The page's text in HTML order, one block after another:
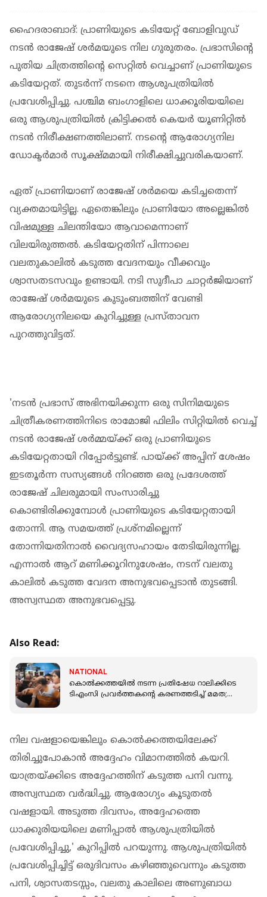
ഹൈദരാബാദ്: പ്രാണിയുടെ കടിയേറ്റ് ബോളിവുഡ്
നടന്‍ രാജേഷ് ശര്‍മയുടെ നില ഗുരുതരം. പ്രഭാസിൻ്റെ
പുതിയ ചിത്രത്തിൻ്റെ സെറ്റില്‍ വെച്ചാണ് പ്രാണിയുടെ
കടിയേറ്റത്. തുടര്‍ന്ന് നടനെ ആശുപത്രിയില്‍
പ്രവേശിപ്പിച്ചു. പശ്ചിമ ബംഗാളിലെ ധാക്കൂരിയയിലെ
ഒരു ആശുപത്രിയില്‍ ക്രിട്ടിക്കല്‍ കെയര്‍ യൂണിറ്റില്‍
നടന്‍ നിരീക്ഷണത്തിലാണ്. നടന്റെ ആരോഗ്യനില
ഡോക്ടര്‍മാര്‍ സൂക്ഷ്മമായി നിരീക്ഷിച്ചുവരികയാണ്.
ഏത് പ്രാണിയാണ് രാജേഷ് ശര്‍മയെ കടിച്ചതെന്ന്
വ്യക്തമായിട്ടില്ല. ഏതെങ്കിലും പ്രാണിയോ അല്ലെങ്കില്‍
വിഷമുള്ള ചിലന്തിയോ ആവാമെന്നാണ്
വിലയിരുത്തല്‍. കടിയേറ്റതിന് പിന്നാലെ
വലതുകാലില്‍ കടുത്ത വേദനയും വീക്കവും
ശ്വാസതടസവും ഉണ്ടായി. നടി സുദീപാ ചാറ്റര്‍ജിയാണ്
രാജേഷ് ശര്‍മയുടെ കുടുംബത്തിന് വേണ്ടി
ആരോഗ്യനിലയെ കുറിച്ചുള്ള പ്രസ്താവന
പുറത്തുവിട്ടത്.
'നടന്‍ പ്രഭാസ് അഭിനയിക്കുന്ന ഒരു സിനിമയുടെ
ചിത്രീകരണത്തിനിടെ രാമോജി ഫിലിം സിറ്റിയില്‍ വെച്ച്
നടന്‍ രാജേഷ് ശര്‍മ്മയ്ക്ക് ഒരു പ്രാണിയുടെ
കടിയേറ്റതായി റിപ്പോര്‍ട്ടുണ്ട്. പായ്ക്ക് അപ്പിന് ശേഷം
ഇടതൂര്‍ന്ന സസ്യങ്ങള്‍ നിറഞ്ഞ ഒരു പ്രദേശത്ത്
രാജേഷ് ചിലരുമായി സംസാരിച്ചു
കൊണ്ടിരിക്കുമ്പോള്‍ പ്രാണിയുടെ കടിയേറ്റതായി
തോന്നി. ആ സമയത്ത് പ്രശ്‌നമില്ലെന്ന്
തോന്നിയതിനാല്‍ വൈദ്യസഹായം തേടിയിരുന്നില്ല.
എന്നാല്‍ ആറ് മണിക്കൂറിനുശേഷം, നടന് വലതു
കാലില്‍ കടുത്ത വേദന അനുഭവപ്പെടാന്‍ തുടങ്ങി.
അസ്വസ്ഥത അനുഭവപ്പെട്ടു.
Also Read:
NATIONAL
കൊല്‍ക്കത്തയില്‍ നടന്ന പ്രതിഷേധ റാലിക്കിടെ
ടിഎംസി പ്രവര്‍ത്തകൻ്റെ കരണത്തടിച്ച് മമത;
നില വഷളായെങ്കിലും കൊല്‍ക്കത്തയിലേക്ക്
തിരിച്ചുപോകാന്‍ അദ്ദേഹം വിമാനത്തില്‍ കയറി.
യാത്രയ്ക്കിടെ അദ്ദേഹത്തിന് കടുത്ത പനി വന്നു.
അസ്വസ്ഥത വര്‍ദ്ധിച്ചു. ആരോഗ്യം കൂടുതല്‍
വഷളായി. അടുത്ത ദിവസം, അദ്ദേഹത്തെ
ധാക്കുരിയയിലെ മണിപ്പാല്‍ ആശുപത്രിയില്‍
പ്രവേശിപ്പിച്ചു,' കുറിപ്പില്‍ പറയുന്നു. ആശുപത്രിയില്‍
പ്രവേശിപ്പിച്ചിട്ട് ഒരുദിവസം കഴിഞ്ഞുവെന്നും കടുത്ത
പനി, ശ്വാസതടസ്സം, വലതു കാലിലെ അണുബാധ